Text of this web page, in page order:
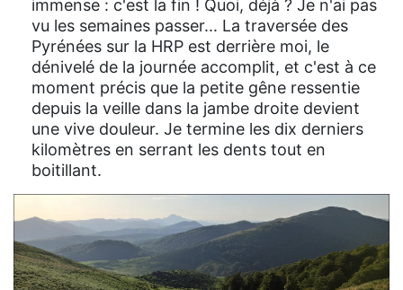
immense : c'est la fin ! Quoi, déjà ? Je n'ai pas
vu les semaines passer... La traversée des
Pyrénées sur la HRP est derrière moi, le
dénivelé de la journée accomplit, et c'est à ce
moment précis que la petite gêne ressentie
depuis la veille dans la jambe droite devient
une vive douleur. Je termine les dix derniers
kilomètres en serrant les dents tout en
boitillant.